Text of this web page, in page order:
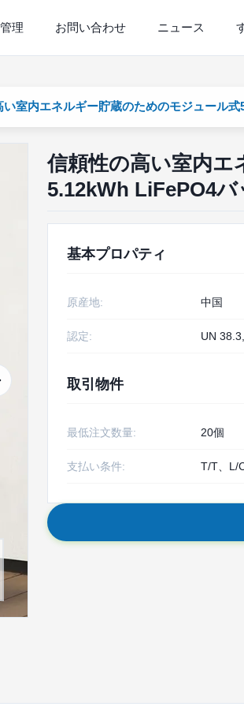
理 お問い合わせ ニュース
い室内エネルギー貯蔵のためのモジュール
信頼性の高い室内エ
5.12kWh LiFePO4
基本プロパティ
原産地: 中国
認定: UN
取引物件
最低注文数量: 20個
支払い条件: T/T、L/